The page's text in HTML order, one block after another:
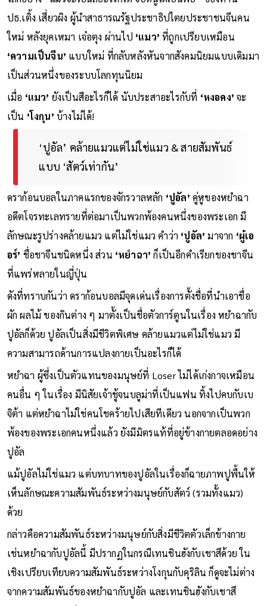
ปธ.เติ้ง เสี่ยวผิง ผู้นำสาธารณรัฐประชาธิปไตยประชาชนจีนคน
ใหม่ หลังยุคเหมา เจ๋อตุง ผ่านไป ‘แมว’ ที่ถูกเปรียบเหมือน
‘ความเป็นจีน’ แบบใหม่ ที่กลับหลังหันจากสังคมนิยมแบบเดิมมา
เป็นส่วนหนึ่งของระบบโลกทุนนิยม
เมื่อ ‘แมว’ ยังเป็นสีอะไรก็ได้ นับประสาอะไรกับที่ ‘หงอคง’ จะ
เป็น ‘โงกุน’ บ้างไม่ได้!
‘ปูอัล’ คล้ายแมวแต่ไม่ใช่แมว & สายสัมพันธ์
แบบ ‘สัตว์เท่ากัน’
ดราก้อนบอลในภาคแรกของจักรวาลหลัก ‘ปูอัล’ คู่หูของหยำฉา
อดีตโจรทะเลทรายที่ต่อมาเป็นพวกพ้องคนหนึ่งของพระเอก มี
ลักษณะรูปร่างคล้ายแมว แต่ไม่ใช่แมว คำว่า ‘ปูอัล’ มาจาก ‘ผู๋เอ
อร์’ ชื่อชาจีนชนิดหนึ่ง ส่วน ‘หยำฉา’ ก็เป็นอีกคำเรียกของชาจีน
ที่แพร่หลายในญี่ปุ่น
ดังที่ทราบกันว่า ดราก้อนบอลมีจุดเด่นเรื่องการตั้งชื่อที่นำเอาชื่อ
ผัก ผลไม้ ของกินต่าง ๆ มาตั้งเป็นชื่อตัวการ์ตูนในเรื่อง หยำฉากับ
ปูอัลก็ด้วย ปูอัลเป็นสิ่งมีชีวิตพิเศษ คล้ายแมวแต่ไม่ใช่แมว มี
ความสามารถด้านการแปลงกายเป็นอะไรก็ได้
หยำฉา ผู้ซึ่งเป็นตัวแทนของมนุษย์ที่ Loser ไม่ได้เก่งกาจเหมือน
คนอื่น ๆ ในเรื่อง มีนิสัยเจ้าชู้จนบลูม่าที่เป็นแฟน ทิ้งไปคบกับเบ
จิต้า แต่หยำฉาไม่ใช่คนโชคร้ายไปเสียทีเดียว นอกจากเป็นพวก
พ้องของพระเอกคนหนึ่งแล้ว ยังมีมิตรแท้ที่อยู่ข้างกายตลอดอย่าง
ปูอัล
แม้ปูอัลไม่ใช่แมว แต่บทบาทของปูอัลในเรื่องก็ฉายภาพปูพื้นให้
เห็นลักษณะความสัมพันธ์ระหว่างมนุษย์กับสัตว์ (รวมทั้งแมว)
ด้วย
กล่าวคือความสัมพันธ์ระหว่างมนุษย์กับสิ่งมีชีวิตตัวเล็กข้างกาย
เช่นหยำฉากับปูอัลนี้ มีปรากฏในกรณีเทนชินฮังกับเชาสึด้วย ใน
เชิงเปรียบเทียบความสัมพันธ์ระหว่างโงกุนกับคุริลิน ก็ดูจะไม่ต่าง
จากความสัมพันธ์ของหยำฉากับปูอัล และเทนชินฮังกับเชาสึ